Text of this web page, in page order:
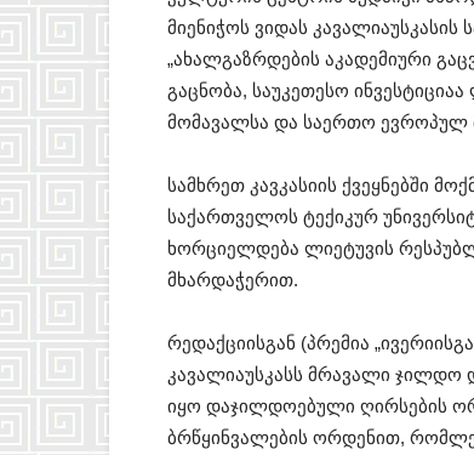
მიენიჭოს ვიდას
„ახალგაზრდების აკადემიური
გაცნობა, საუკეთესო
მომავალსა და საერთო ევროპულ
სამხრეთ კავკასიის ქვეყნებში
საქართველოს ტექიკურ
ხორციელდება ლიეტუვის
მხარდაჭერით.
რედაქციისგან (პრემია
კავალიაუსკასს მრავალი ჯილდო
იყო დაჯილდოებული ღირსების
ბრწყინვალების ორდენით,